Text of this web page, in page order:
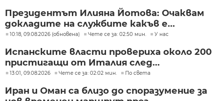
Президентът Илияна Йотова: Очаквам
докладите на службите какъв е...
10:18, 09.08.2026 (обновена) Чете се за: 02:50 мин. У нас
Испанските власти провериха около 200
пристигащи от Италия след...
13:01, 09.08.2026 Чете се за: 02:02 мин. По света
Иран и Оман са близо до споразумение за